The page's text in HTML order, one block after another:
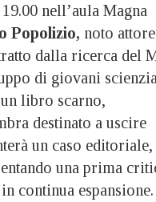
nell’aula Magna
Popolizio, noto attore
dalla ricerca del
di giovani
libro scarno,
destinato a uscire
un caso editoriale,
una prima
continua